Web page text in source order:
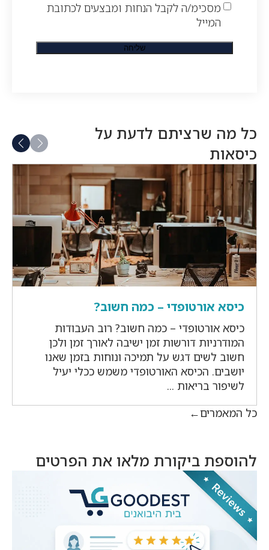
מסכימ/ה לקבל הנחות ומבצעים לכתובת
המייל
כל מה שרציתם לדעת על
כיסאות
כיסא אורטופדי – כמה חשוב?
כיסא אורטופדי – כמה חשוב? רוב העבודות
המודרניות דורשות זמן ישיבה לאורך זמן ולכן
חשוב לשים דגש על תמיכה ונוחות בזמן שאנו
יושבים. הכיסא האורטופדי משמש ככלי יעיל
לשיפור בריאות ...
כל המאמרים
להוספת ביקורת מלאו את הפרטים